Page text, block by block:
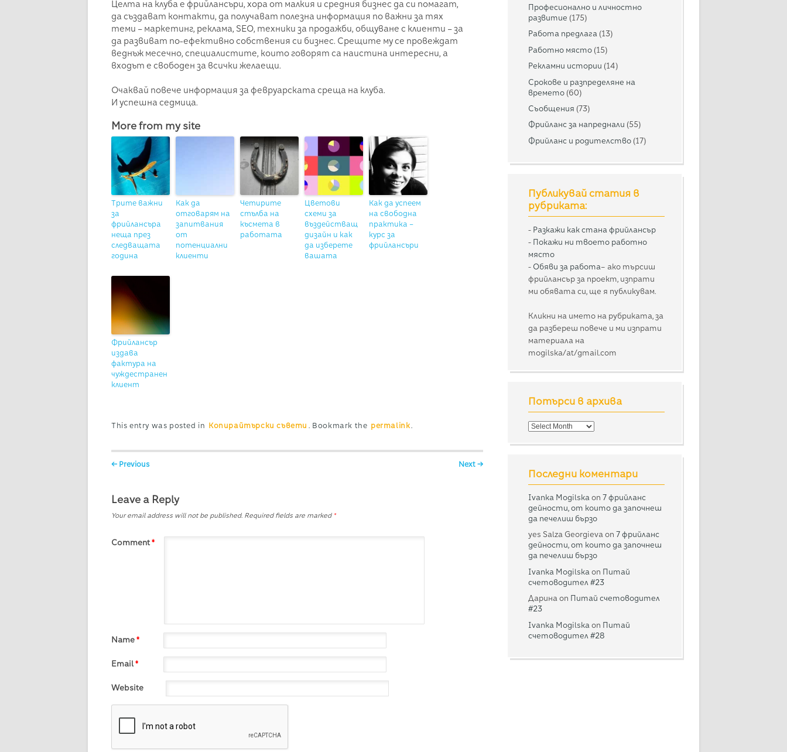
Целта на клуба е фрийлансъри, хора от малкия и средния бизнес да си помагат,
да създават контакти, да получават полезна информация по важни за тях
теми – маркетинг, реклама, SEO, техники за продажби, общуване с клиенти – за
да развиват по-ефективно собствения си бизнес. Срещите му се провеждат
веднъж месечно, специалистите, които говорят са наистина интересни, а
входът е свободен за всички желаещи.
Очаквай повече информация за февруарската среща на клуба.
И успешна седмица.
More from my site
Трите важни
за
фрийлансъра
неща през
следващата
година
Как да
отговарям на
запитвания
от
потенциални
клиенти
Четирите
стълба на
късмета в
работата
Цветови
схеми за
въздействащ
дизайн и как
да изберете
вашата
Как да успеем
на свободна
практика –
курс за
фрийлансъри
Фрийлансър
издава
фактура на
чуждестранен
клиент
This entry was posted in Копирайтърски съвети . Bookmark the permalink.
Post navigation
← Previous Next →
Leave a Reply
Your email address will not be published. Required fields are marked *
Comment*
Name*
Email*
Website
Професионално и личностно
развитие (175)
Работа предлага (13)
Работно място (15)
Рекламни истории (14)
Срокове и разпределяне на
времето (60)
Съобщения (73)
Фрийланс за напреднали (55)
Фрийланс и родителство (17)
Публикувай статия в
рубриката:
- Разкажи как стана фрийлансър
- Покажи ни твоето работно
място
- Обяви за работа– ако търсиш
фрийлансър за проект, изпрати
ми обявата си, ще я публикувам.
Кликни на името на рубриката, за
да разбереш повече и ми изпрати
материала на
mogilska/at/gmail.com
Потърси в архива
Потърси
Последни коментари
Ivanka Mogilska on7 фрийланс
дейности, от които да започнеш
да печелиш бързо
yes Salza Georgievaon7 фрийланс
дейности, от които да започнеш
да печелиш бързо
Ivanka Mogilska on Питай
счетоводител #23
Дарина on Питай счетоводител
#23
Ivanka Mogilska on Питай
счетоводител #28